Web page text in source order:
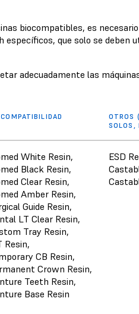
biocompatibles, es
específicos, que solo se deben
adecuadamente las
OTROS
SOLOS,
White Resin,
Black Resin,
Clear Resin,
Amber Resin,
Guide Resin,
LT Clear Resin,
Tray Resin,
Resin,
CB Resin,
Crown Resin,
Teeth Resin,
Base Resin
ESD